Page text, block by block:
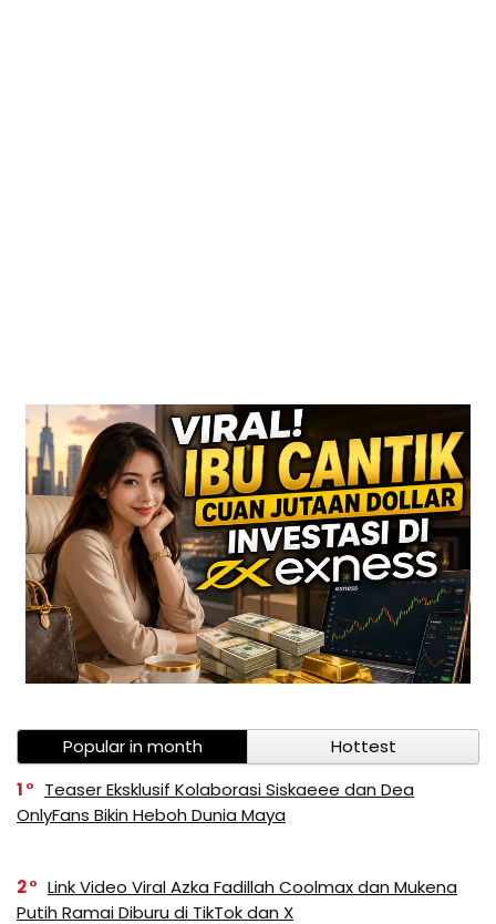
Popular in month
Hottest
1
Teaser Eksklusif Kolaborasi Siskaeee dan Dea
OnlyFans Bikin Heboh Dunia Maya
2
Link Video Viral Azka Fadillah Coolmax dan Mukena
Putih Ramai Diburu di TikTok dan X